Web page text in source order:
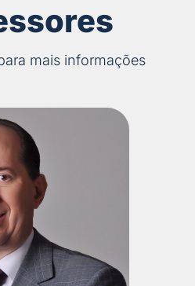
mais informações
Richetti
pela Antônio Meneghetti
em Psicologia com endereço
pela Universidade Estatal de São
Especialista em Gestão do
Ontopsicológico pela Antônio
(AMF). Pós-graduado na área de
Intuition Identidade Empresarial
Faculdade (AMF). Graduado em
pela Pontifícia Universidade
Grande do Sul (PUCRS).